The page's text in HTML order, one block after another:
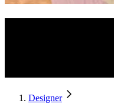
Designer